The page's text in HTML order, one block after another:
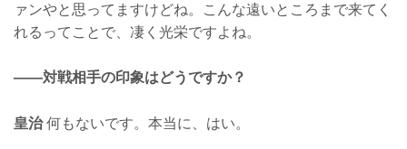
ァンやと思ってますけどね。こんな遠いところまで来てく
れるってことで、凄く光栄ですよね。
——対戦相手の印象はどうですか？
皇治何もないです。本当に、はい。